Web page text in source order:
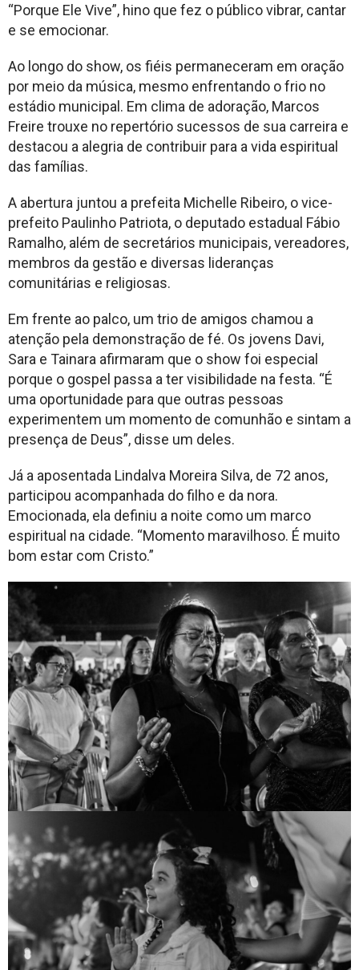
“Porque Ele Vive”, hino que fez o público vibrar, cantar
e se emocionar.
Ao longo do show, os fiéis permaneceram em oração
por meio da música, mesmo enfrentando o frio no
estádio municipal. Em clima de adoração, Marcos
Freire trouxe no repertório sucessos de sua carreira e
destacou a alegria de contribuir para a vida espiritual
das famílias.
A abertura juntou a prefeita Michelle Ribeiro, o vice-
prefeito Paulinho Patriota, o deputado estadual Fábio
Ramalho, além de secretários municipais, vereadores,
membros da gestão e diversas lideranças
comunitárias e religiosas.
Em frente ao palco, um trio de amigos chamou a
atenção pela demonstração de fé. Os jovens Davi,
Sara e Tainara afirmaram que o show foi especial
porque o gospel passa a ter visibilidade na festa. “É
uma oportunidade para que outras pessoas
experimentem um momento de comunhão e sintam a
presença de Deus”, disse um deles.
Já a aposentada Lindalva Moreira Silva, de 72 anos,
participou acompanhada do filho e da nora.
Emocionada, ela definiu a noite como um marco
espiritual na cidade. “Momento maravilhoso. É muito
bom estar com Cristo.”